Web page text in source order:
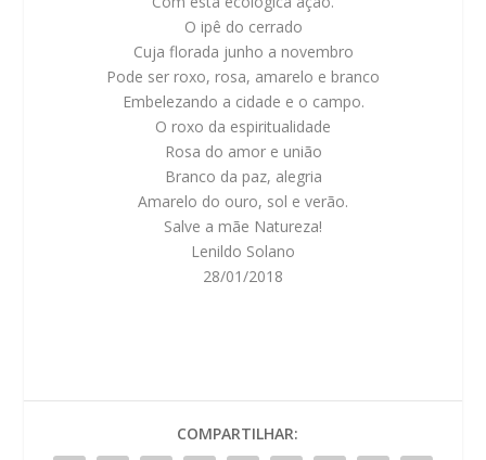
O ipê do cerrado
Cuja florada junho a novembro
Pode ser roxo, rosa, amarelo e branco
Embelezando a cidade e o campo.
O roxo da espiritualidade
Rosa do amor e união
Branco da paz, alegria
Amarelo do ouro, sol e verão.
Salve a mãe Natureza!
Lenildo Solano
28/01/2018
COMPARTILHAR: